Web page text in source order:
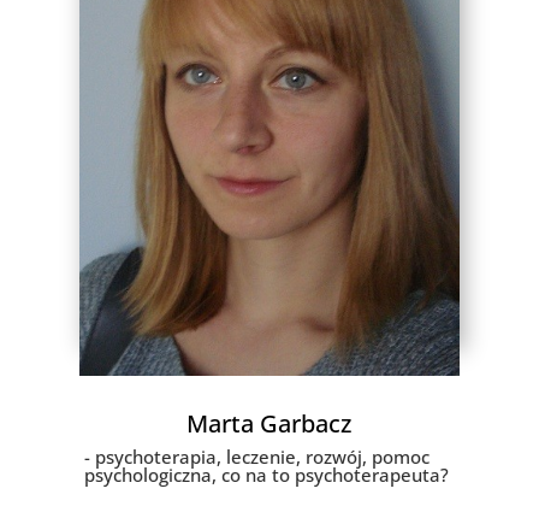
Marta Garbacz
- psychoterapia, leczenie, rozwój, pomoc
psychologiczna, co na to psychoterapeuta?